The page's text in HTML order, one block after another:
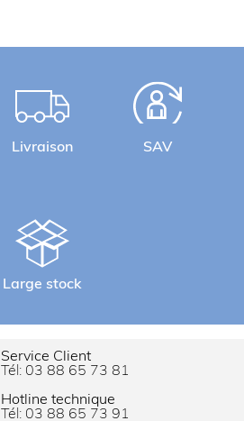
Livraison SAV
Large stock
Service Client
Tél: 03 88 65 73 81
Hotline technique
Tél: 03 88 65 73 91